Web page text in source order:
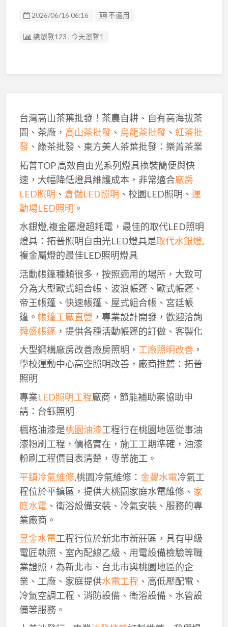
2026/06/16 06:16 廣告编號
不適用
總瀏覽123 , 今天瀏覽1
台灣高山茶葉批發！茶農自耕、自有高海拔茶
園、茶廠， 高山茶批發、 烏龍茶批發、 紅茶批
發、綠茶批發、東方美人茶葉批發：樂菁茶業
拓普TOP 高效自由光系列燈具換裝簡便與快
速，大幅降低燈具維護成本，非常適合廠房
LED照明 、 倉儲LED照明 、校園LED照明、 運
動場LED照明 。
水銀燈,複金屬燈超耗電，最佳的取代LED照明
燈具：拓普照明自由光LED燈具是取代水銀燈,
複金屬燈的最佳LED照明燈具
活動帳篷種類很多，按照適用的場所，大致可
分為大型歐式組合帳、波浪帳篷、歐式帳篷、
帝王帳篷、快速帳篷、屋式組合帳、宮廷帳
篷。 帳篷工廠直營 ，專業設計開發，歡迎洽詢
舜盛帳篷，提供各種活動帳篷的訂做、客製化
大型鋼構廠房改善廠房照明， 工廠照明改善，
學校運動中心高空照明改善，廠商推薦：拓普
照明
專業LED照明工程廠商，節能補助案協助申
請：台鈺照明
楓格油漆是桃園油漆工程行在桃園地區從事油
漆粉刷工程，價格實在，施工工期準確，油漆
粉刷工程價目表清楚，專業施工。
平鎮冷氣維修,桃園冷氣維修： 金豐水電冷氣工
程位於平鎮區，提供大桃園家庭水電維修、 家
庭水電、衛浴設備安裝、冷氣安裝、服務的專
業廠商。
昱金水電工程行位於新北市新莊區，具有甲級
電匠執照、室內配線乙級、用電設備檢驗等職
業證照，為新北市、台北市與桃園地區的企
業、工廠、家庭提供水電工程 、高低壓配電、
冷氣空調工程、消防設備、衛浴設備、水管設
備等服務。